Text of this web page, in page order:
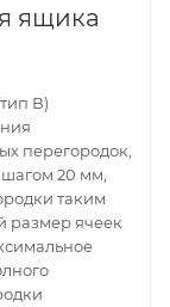
ящика
В)
перегородок,
20 мм,
таким
размер ячеек